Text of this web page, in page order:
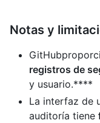
Notas y
registros de
y usuario.****
La interfaz de
auditoría tiene